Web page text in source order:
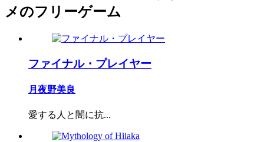
メのフリーゲーム
ファイナル・プレイヤー
月夜野美良
愛する人と闇に抗...